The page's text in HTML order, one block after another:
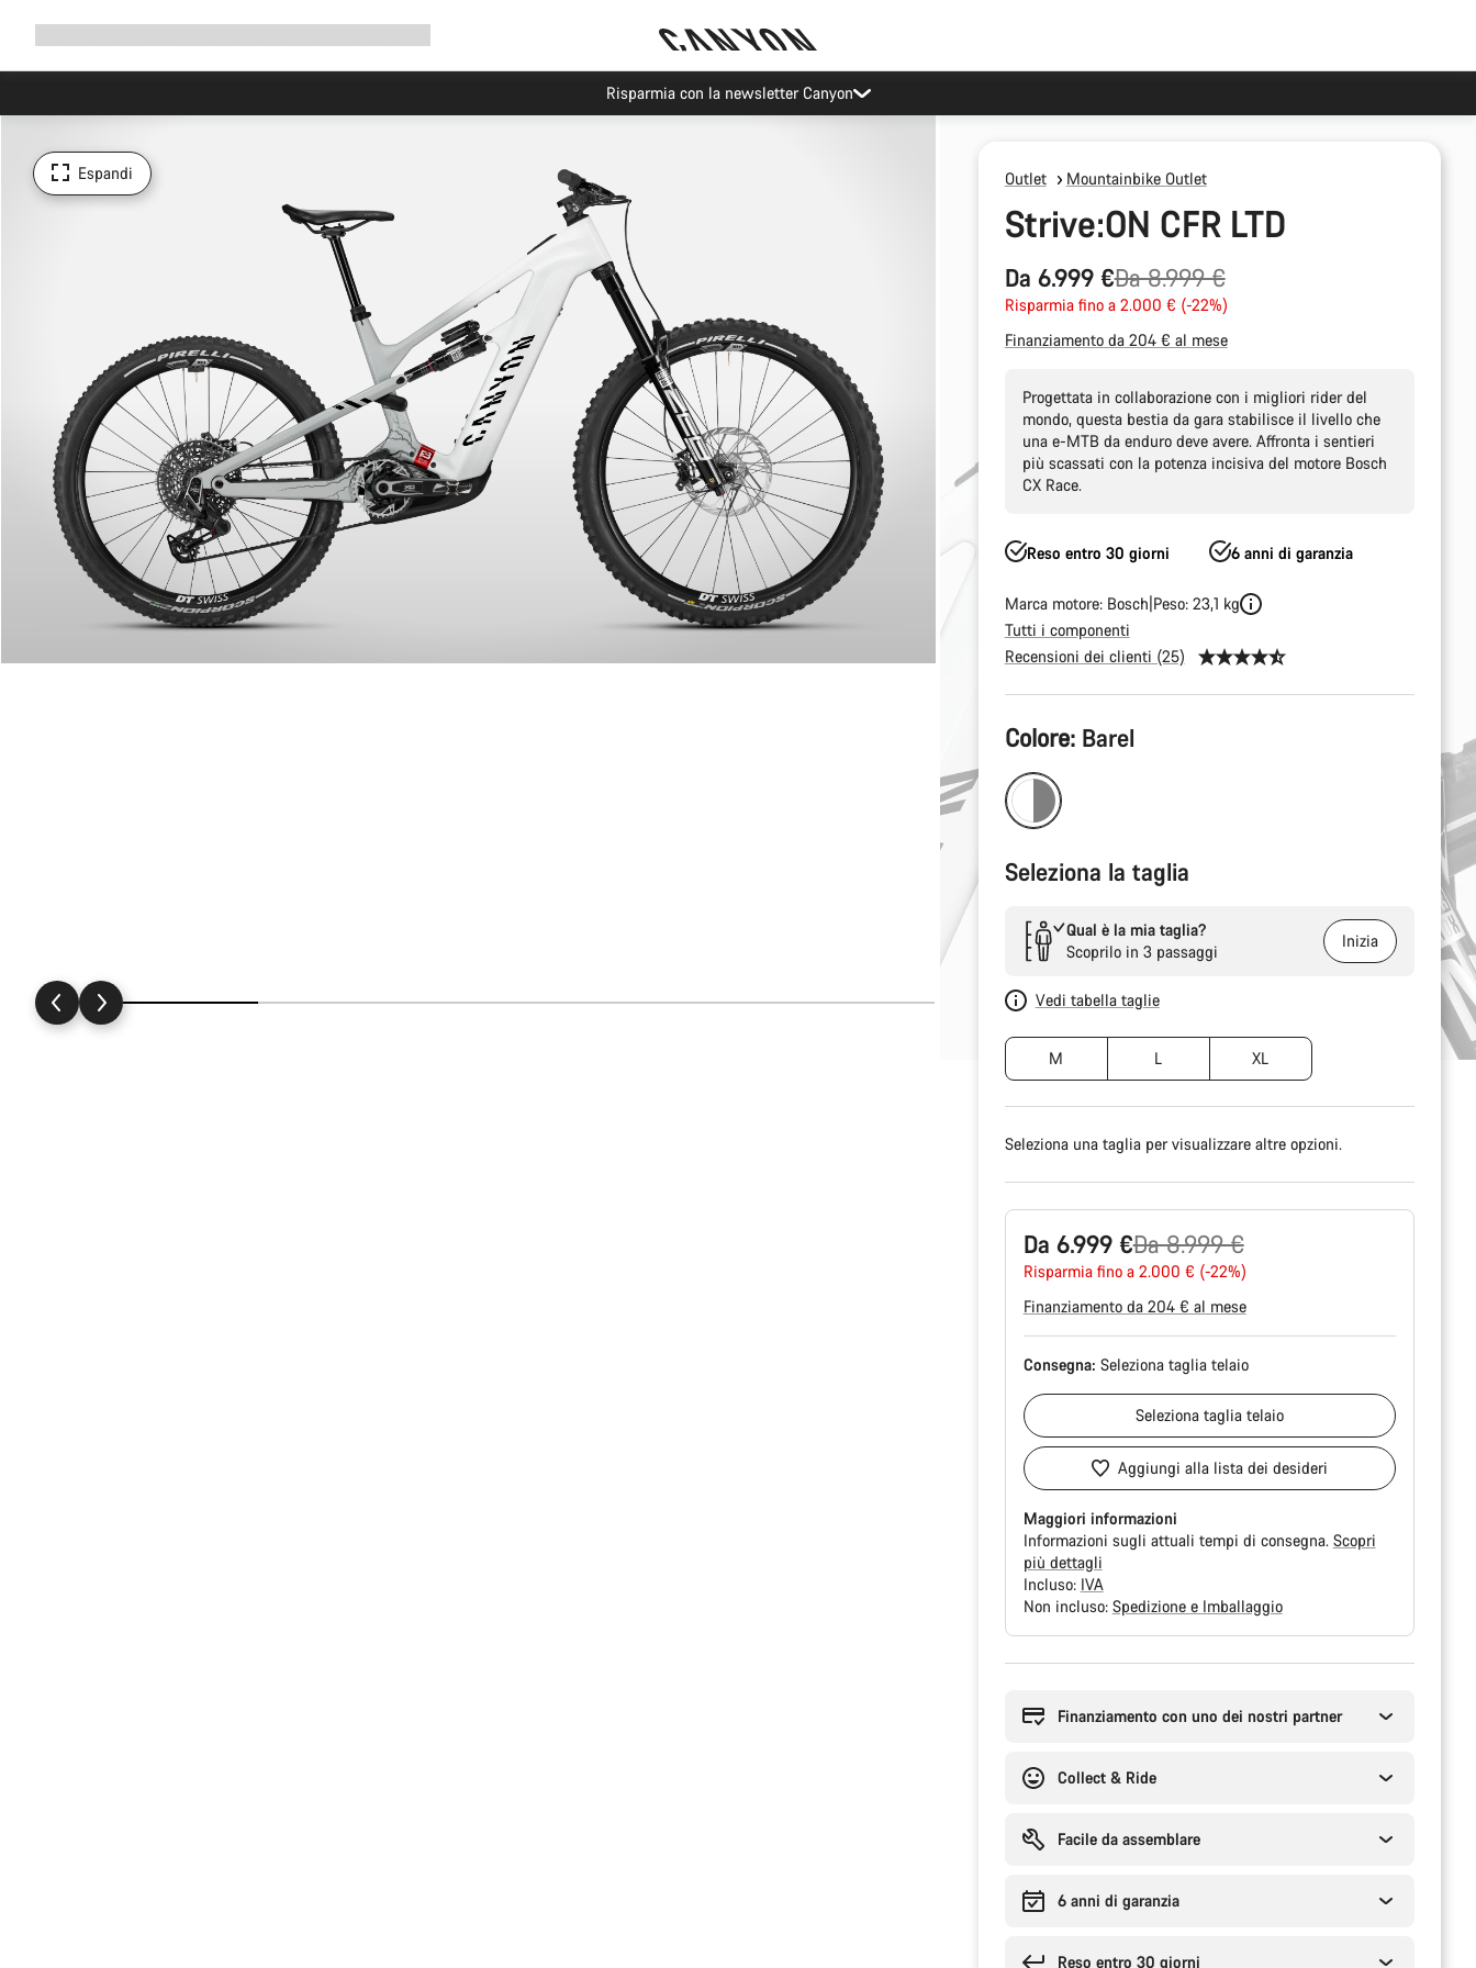
navigazione
Risparmia con la newsletter Canyon
Espandi Outlet Mountainbike Outlet
Strive:ON CFR LTD
Da 6.999 €
Prezzo
originale
Da 8.999 €
Risparmia fino a 2.000 € (-22%)
Finanziamento da 204 € al mese
Progettata in collaborazione con i migliori rider del
mondo, questa bestia da gara stabilisce il livello che
una e-MTB da enduro deve avere. Affronta i sentieri
più scassati con la potenza incisiva del motore Bosch
CX Race.
Reso entro 30 giorni 6 anni di garanzia
Marca motore: Bosch Peso: 23,1 kg
Tutti i componenti
Recensioni dei clienti (25)
Configurazione
del
prodotto
Colore: Barel
Seleziona la taglia
Qual è la mia taglia?
Scoprilo in 3 passaggi
Inizia
Vedi tabella taglie
M L XL
Seleziona una taglia per visualizzare altre opzioni.
Da 6.999 €
Prezzo
originale
Da 8.999 €
Risparmia fino a 2.000 € (-22%)
Finanziamento da 204 € al mese
Consegna: Seleziona taglia telaio
Seleziona taglia telaio
Aggiungi alla lista dei desideri
Maggiori informazioni
Informazioni sugli attuali tempi di consegna. Scopri
più dettagli
Incluso: IVA
Non incluso: Spedizione e Imballaggio
l'acquistoFinanziamento con uno dei nostri partner
Collect & Ride
Facile da assemblare
6 anni di garanzia
Reso entro 30 giorni